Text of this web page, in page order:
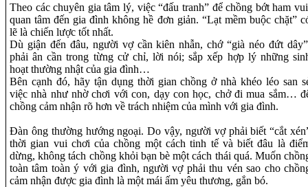
Theo các chuyên gia tâm lý, việc “đấu tranh” để chồng bớt ham
quan tâm đến gia đình không hề đơn giản. “Lạt mềm buộc chặt”
lẽ là chiến lược tốt nhất.
Dù giận đến đâu, người vợ cần kiên nhẫn, chớ “già néo đứt
phải ân cần trong từng cử chỉ, lời nói; sắp xếp hợp lý những
hoạt thường nhật của gia đình…
Bên cạnh đó, hãy tận dụng thời gian chồng ở nhà khéo léo san
việc nhà như nhờ chơi với con, dạy con học, chở đi mua sắm…
chồng cảm nhận rõ hơn về trách nhiệm của mình với gia đình.
Đàn ông thường hướng ngoại. Do vậy, người vợ phải biết “cắt
thời gian vui chơi của chồng một cách tinh tế và biết đâu là
dừng, không tách chồng khỏi bạn bè một cách thái quá. Muốn
toàn tâm toàn ý với gia đình, người vợ phải thu vén sao cho
cảm nhận được gia đình là một mái ấm yêu thương, gắn bó.